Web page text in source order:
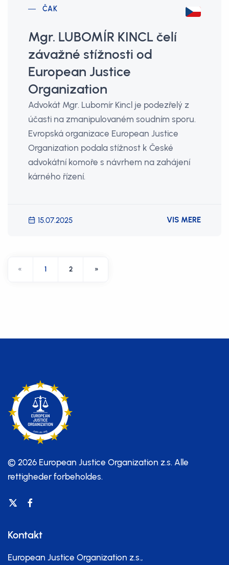
ČAK
Mgr. LUBOMÍR KINCL čelí
závažné stížnosti od
European Justice
Organization
Advokát Mgr. Lubomír Kincl je podezřelý z
účasti na zmanipulovaném soudním sporu.
Evropská organizace European Justice
Organization podala stížnost k České
advokátní komoře s návrhem na zahájení
kárného řízení.
15.07.2025 VIS MERE
« 1 2 »
© 2026 European Justice Organization z.s. Alle
rettigheder forbeholdes.
Kontakt
European Justice Organization z.s.,